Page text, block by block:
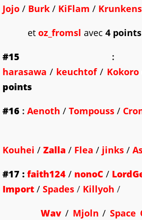
Jojo / Burk / KiFlam /
et oz_fromsl avec 4 points
#15
:
harasawa / keuchtof/ Kokoro
points
#16 : Aenoth / Tompouss /
Kouhei / Zalla / Flea / jinks /
#17 : faith124 / nonoC /
Import / Spades / Killyoh /
Wav / Mjoln / Space